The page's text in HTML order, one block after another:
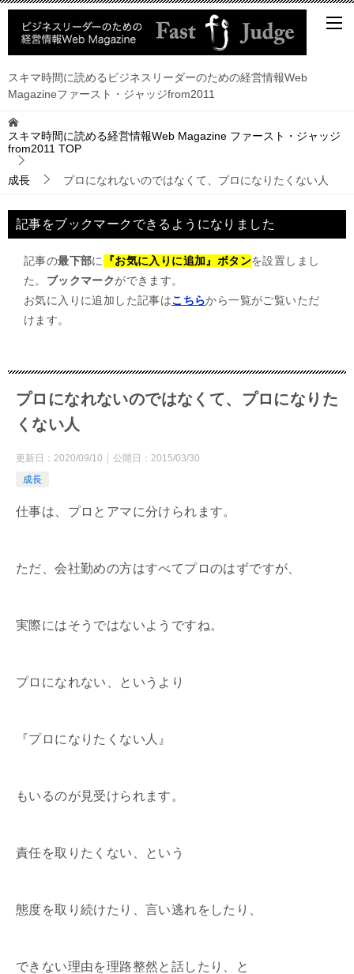
スキマ時間に読めるビジネスリーダーのための経営情報Web
Magazineファースト・ジャッジfrom2011
スキマ時間に読める経営情報Web Magazine ファースト・ジャッジ
from2011 TOP
成長 プロになれないのではなくて、プロになりたくない人
記事をブックマークできるようになりました
記事の最下部に 『お気に入りに追加』ボタンを設置しまし
た。 ブックマークができます。
お気に入りに追加した記事はこちらから一覧がご覧いただ
けます。
プロになれないのではなくて、プロになりた
くない人
更新日： 2020/09/10 公開日： 2015/03/30
成長
仕事は、プロとアマに分けられます。
ただ、会社勤めの方はすべてプロのはずですが、
実際にはそうではないようですね。
プロになれない、というより
『プロになりたくない人』
もいるのが見受けられます。
責任を取りたくない、という
態度を取り続けたり、言い逃れをしたり、
できない理由を理路整然と話したり、と